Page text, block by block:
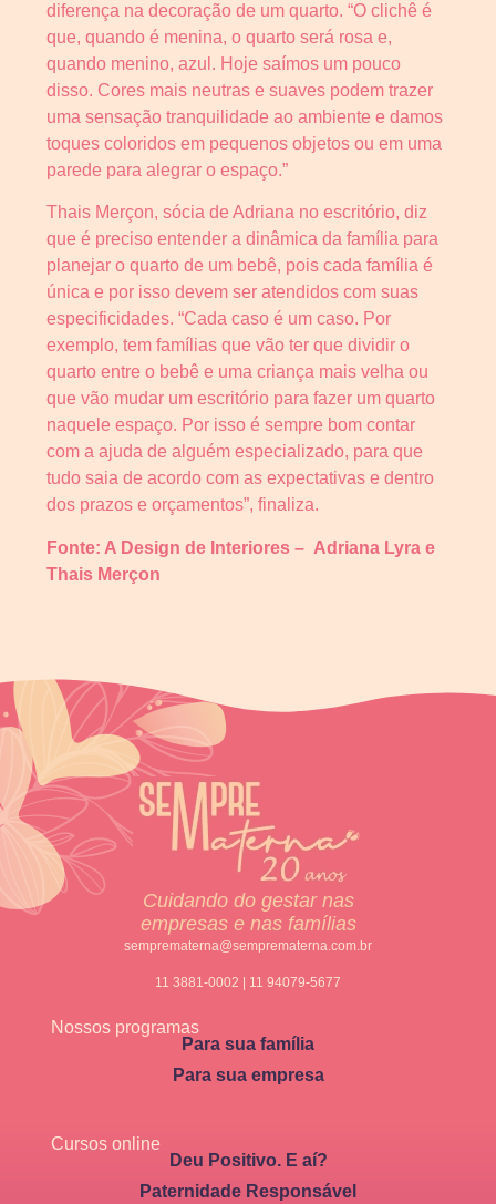
diferença na decoração de um quarto. “O clichê é
que, quando é menina, o quarto será rosa e,
quando menino, azul. Hoje saímos um pouco
disso. Cores mais neutras e suaves podem trazer
uma sensação tranquilidade ao ambiente e damos
toques coloridos em pequenos objetos ou em uma
parede para alegrar o espaço.”
Thais Merçon, sócia de Adriana no escritório, diz
que é preciso entender a dinâmica da família para
planejar o quarto de um bebê, pois cada família é
única e por isso devem ser atendidos com suas
especificidades. “Cada caso é um caso. Por
exemplo, tem famílias que vão ter que dividir o
quarto entre o bebê e uma criança mais velha ou
que vão mudar um escritório para fazer um quarto
naquele espaço. Por isso é sempre bom contar
com a ajuda de alguém especializado, para que
tudo saia de acordo com as expectativas e dentro
dos prazos e orçamentos”, finaliza.
Fonte: A Design de Interiores – Adriana Lyra e
Thais Merçon
Cuidando do gestar nas
empresas e nas famílias
semprematerna@semprematerna.com.br
11 3881-0002 | 11 94079-5677
Nossos programas
Para sua família
Para sua empresa
Cursos online
Deu Positivo. E aí?
Paternidade Responsável